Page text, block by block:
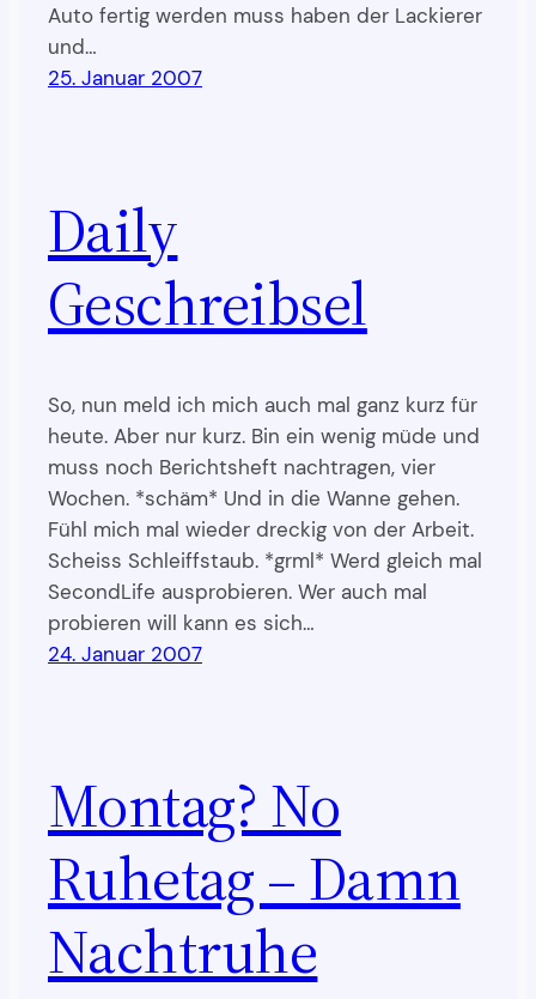
Auto fertig werden muss haben der Lackierer
und…
25. Januar 2007
Daily
Geschreibsel
So, nun meld ich mich auch mal ganz kurz für
heute. Aber nur kurz. Bin ein wenig müde und
muss noch Berichtsheft nachtragen, vier
Wochen. *schäm* Und in die Wanne gehen.
Fühl mich mal wieder dreckig von der Arbeit.
Scheiss Schleiffstaub. *grml* Werd gleich mal
SecondLife ausprobieren. Wer auch mal
probieren will kann es sich…
24. Januar 2007
Montag? No
Ruhetag – Damn
Nachtruhe